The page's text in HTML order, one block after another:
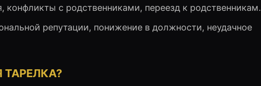
с родственниками, переезд к родственникам.
репутации, понижение в должности, неудачное